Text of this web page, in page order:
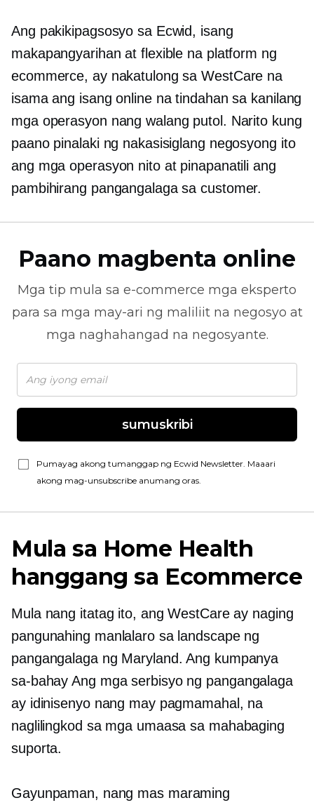
Ang pakikipagsosyo sa Ecwid, isang
makapangyarihan at flexible na platform ng
ecommerce, ay nakatulong sa WestCare na
isama ang isang online na tindahan sa kanilang
mga operasyon nang walang putol. Narito kung
paano pinalaki ng nakasisiglang negosyong ito
ang mga operasyon nito at pinapanatili ang
pambihirang pangangalaga sa customer.
Paano magbenta online
Mga tip mula sa e-commerce mga eksperto
para sa mga may-ari ng maliliit na negosyo at
mga naghahangad na negosyante.
sumuskribi
Pumayag akong tumanggap ng Ecwid Newsletter. Maaari
akong mag-unsubscribe anumang oras.
Mula sa Home Health
hanggang sa Ecommerce
Mula nang itatag ito, ang WestCare ay naging
pangunahing manlalaro sa landscape ng
pangangalaga ng Maryland. Ang kumpanya
sa-bahay Ang mga serbisyo ng pangangalaga
ay idinisenyo nang may pagmamahal, na
naglilingkod sa mga umaasa sa mahabaging
suporta.
Gayunpaman, nang mas maraming